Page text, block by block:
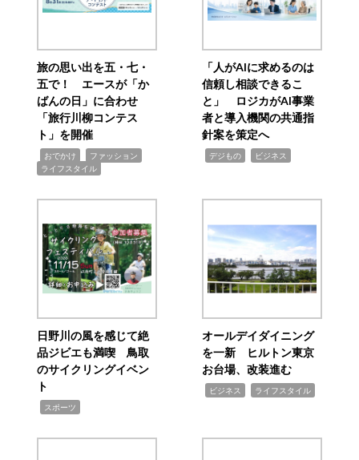
旅の思い出を五・七・
五で！ エースが「か
ばんの日」に合わせ
「旅行川柳コンテス
ト」を開催
おでかけ ファッション
ライフスタイル
「人がAIに求めるのは
信頼し相談できるこ
と」 ロジカがAI事業
者と導入機関の共通指
針案を策定へ
デジもの ビジネス
日野川の風を感じて絶
品ジビエも満喫 鳥取
のサイクリングイベン
ト
スポーツ
オールデイダイニング
を一新 ヒルトン東京
お台場、改装進む
ビジネス ライフスタイル